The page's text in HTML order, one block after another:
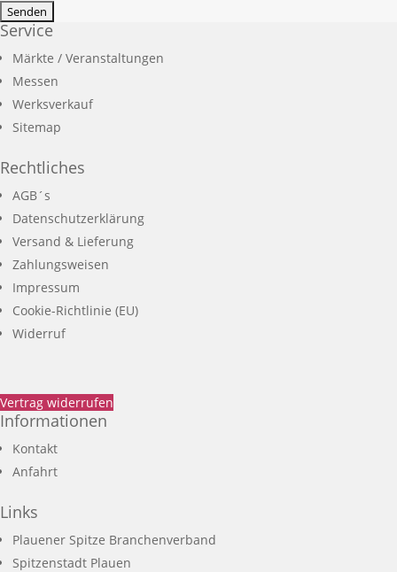
Service
Märkte / Veranstaltungen
Messen
Werksverkauf
Sitemap
Rechtliches
AGB´s
Datenschutzerklärung
Versand & Lieferung
Zahlungsweisen
Impressum
Cookie-Richtlinie (EU)
Widerruf
Vertrag widerrufen
Informationen
Kontakt
Anfahrt
Links
Plauener Spitze Branchenverband
Spitzenstadt Plauen